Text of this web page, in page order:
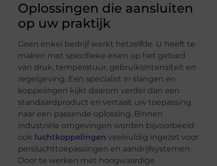
Oplossingen die aansluiten
op uw praktijk
Geen enkel bedrijf werkt hetzelfde. U heeft te
maken met specifieke eisen op het gebied
van druk, temperatuur, gebruiksintensiteit en
regelgeving. Een specialist in slangen en
koppelingen kijkt daarom verder dan een
standaardproduct en vertaalt uw toepassing
naar een passende oplossing. Binnen
industriële omgevingen worden bijvoorbeeld
ook luchtkoppelingen veelvuldig ingezet voor
persluchttoepassingen en aandrijfsystemen.
Door te werken met hoogwaardige